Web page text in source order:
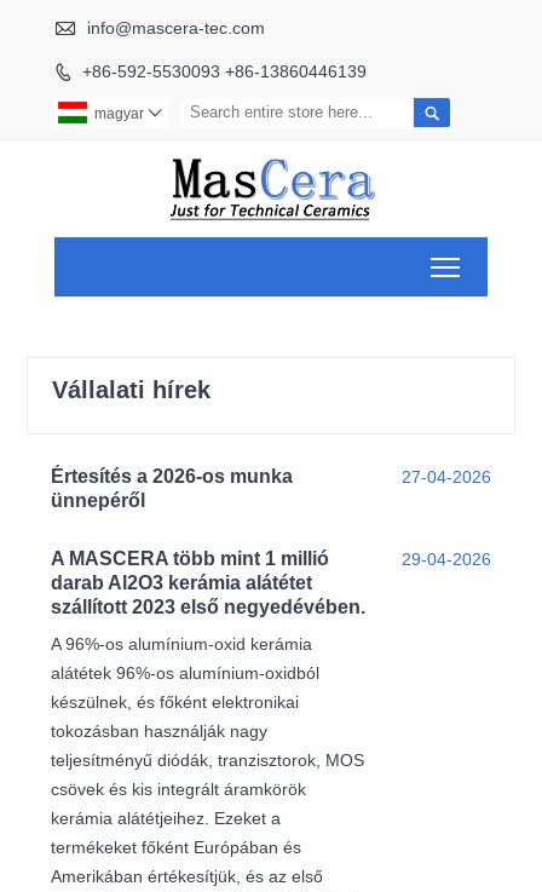
 info@mascera-tec.com
 +86-592-5530093 +86-13860446139

magyar 
Vállalati hírek
Értesítés a 2026-os munka
ünnepéről
27-04-2026
A MASCERA több mint 1 millió
darab Al2O3 kerámia alátétet
szállított 2023 első negyedévében.
A 96%-os alumínium-oxid kerámia
alátétek 96%-os alumínium-oxidból
készülnek, és főként elektronikai
tokozásban használják nagy
teljesítményű diódák, tranzisztorok, MOS
csövek és kis integrált áramkörök
kerámia alátétjeihez. Ezeket a
termékeket főként Európában és
Amerikában értékesítjük, és az első
29-04-2026